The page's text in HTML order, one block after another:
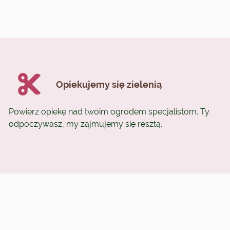
Opiekujemy się zielenią
Powierz opiekę nad twoim ogrodem specjalistom. Ty
odpoczywasz, my zajmujemy się resztą.